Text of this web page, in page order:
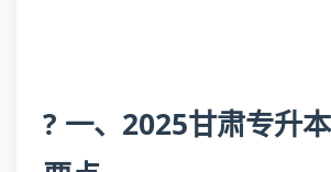
? 一、2025甘肃专升